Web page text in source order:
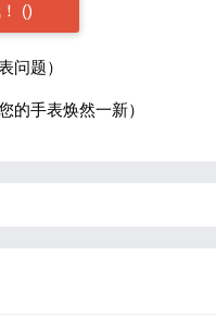
()
问题）
的手表焕然一新）